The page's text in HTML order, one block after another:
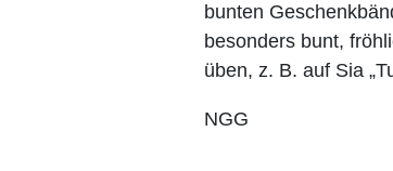
bunten
besonders bunt,
üben, z. B. auf Sia
NGG